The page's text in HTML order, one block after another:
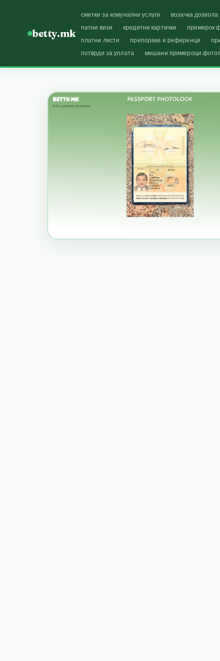
betty.mk
сметки за комунални услуги возачка дозвола
патни визи
кредитни картички примерок
платни листи
препораки и референци
потврди за уплата
мешани примероци